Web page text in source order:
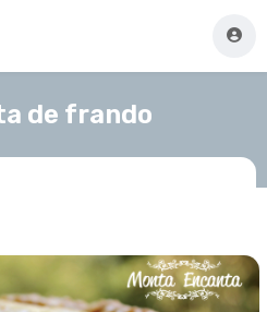
de frando